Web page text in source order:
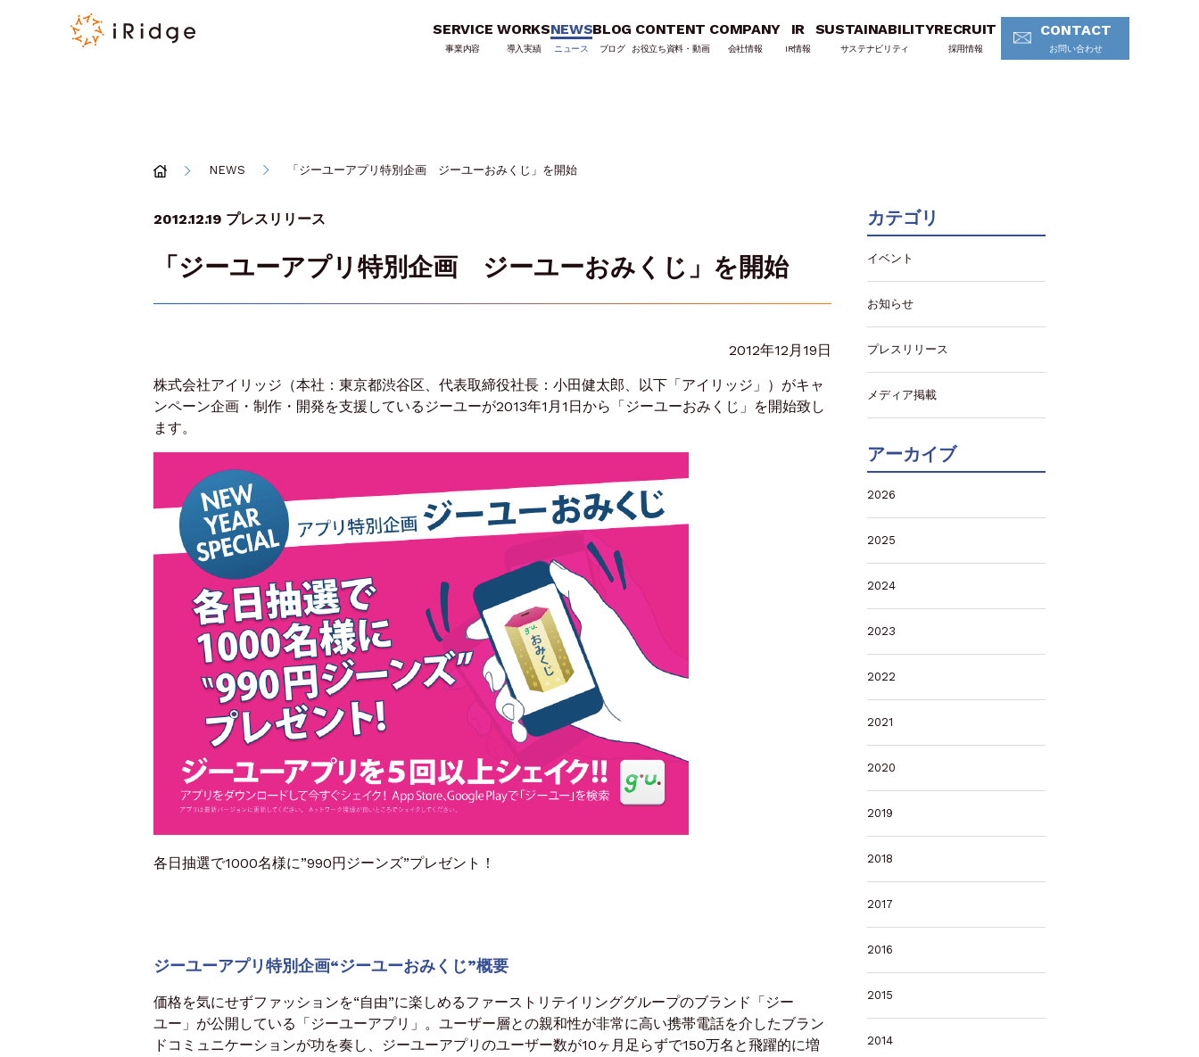
SERVICE
事業内容
WORKS
導入実績
NEWS
ニュース
BLOG
ブログ
CONTENT
お役立ち資料・動画
COMPANY
会社情報
IR
IR情報
SUSTAINABILITY
サステナビリティ
RECRUIT
採用情報
CONTACT
お問い合わせ
NEWS 「ジーユーアプリ特別企画 ジーユーおみくじ」を開始
2012.12.19 プレスリリース
「ジーユーアプリ特別企画 ジーユーおみくじ」を開始
2012年12月19日
株式会社アイリッジ（本社：東京都渋谷区、代表取締役社長：小田健太郎、以下「アイリッジ」）がキャ
ンペーン企画・制作・開発を支援しているジーユーが2013年1月1日から「ジーユーおみくじ」を開始致し
ます。
各日抽選で1000名様に”990円ジーンズ”プレゼント！
ジーユーアプリ特別企画“ジーユーおみくじ”概要
価格を気にせずファッションを“自由”に楽しめるファーストリテイリンググループのブランド「ジー
ユー」が公開している「ジーユーアプリ」。ユーザー層との親和性が非常に高い携帯電話を介したブラン
ドコミュニケーションが功を奏し、ジーユーアプリのユーザー数が10ヶ月足らずで150万名と飛躍的に増
カテゴリ
イベント
お知らせ
プレスリリース
メディア掲載
アーカイブ
2026
2025
2024
2023
2022
2021
2020
2019
2018
2017
2016
2015
2014